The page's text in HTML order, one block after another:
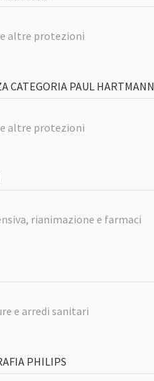
altre protezioni
CATEGORIA PAUL HARTMANN
altre protezioni
rianimazione e farmaci
e arredi sanitari
PHILIPS